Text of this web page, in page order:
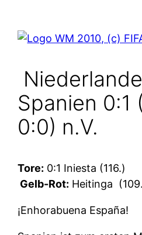
Spanien 0:1
0:0) n.V.
Tore: 0:1 Iniesta (116.)
Gelb-Rot: Heitinga
¡Enhorabuena España!